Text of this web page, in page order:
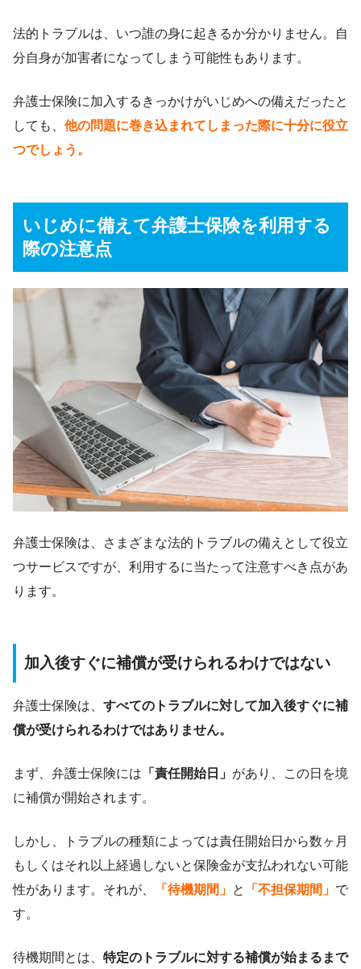
法的トラブルは、いつ誰の身に起きるか分かりません。自
分自身が加害者になってしまう可能性もあります。
弁護士保険に加入するきっかけがいじめへの備えだったと
しても、 他の問題に巻き込まれてしまった際に十分に役立
つでしょう。
いじめに備えて弁護士保険を利用する
際の注意点
弁護士保険は、さまざまな法的トラブルの備えとして役立
つサービスですが、利用するに当たって注意すべき点があ
ります。
加入後すぐに補償が受けられるわけではない
弁護士保険は、 すべてのトラブルに対して加入後すぐに補
償が受けられるわけではありません。
まず、弁護士保険には 「責任開始日」 があり、この日を境
に補償が開始されます。
しかし、トラブルの種類によっては責任開始日から数ヶ月
もしくはそれ以上経過しないと保険金が支払われない可能
性があります。それが、
「待機期間」 と 「不担保期間」 で
す。
待機期間とは、 特定のトラブルに対する補償が始まるまで